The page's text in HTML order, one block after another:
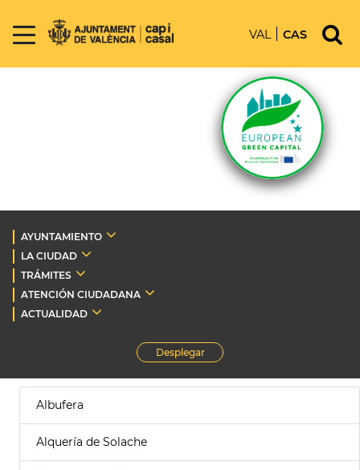
VAL CAS
AYUNTAMIENTO
LA CIUDAD
TRÁMITES
ATENCIÓN CIUDADANA
ACTUALIDAD
Desplegar
Albufera
Alquería de Solache